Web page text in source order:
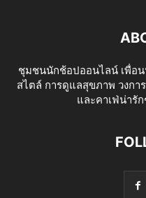
ชุมชนนักช้อปออนไลน์ เพื่อ
สไตล์ การดูแลสุขภาพ วงกา
และคาเฟ่น่ารั